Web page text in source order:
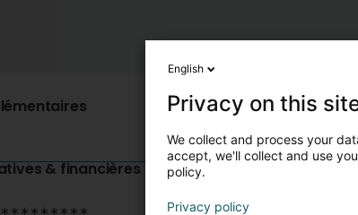
& financières
∗∗∗∗∗∗∗∗∗∗
English
Privacy on this
We collect and process your
accept, we'll collect and use
policy.
Privacy policy